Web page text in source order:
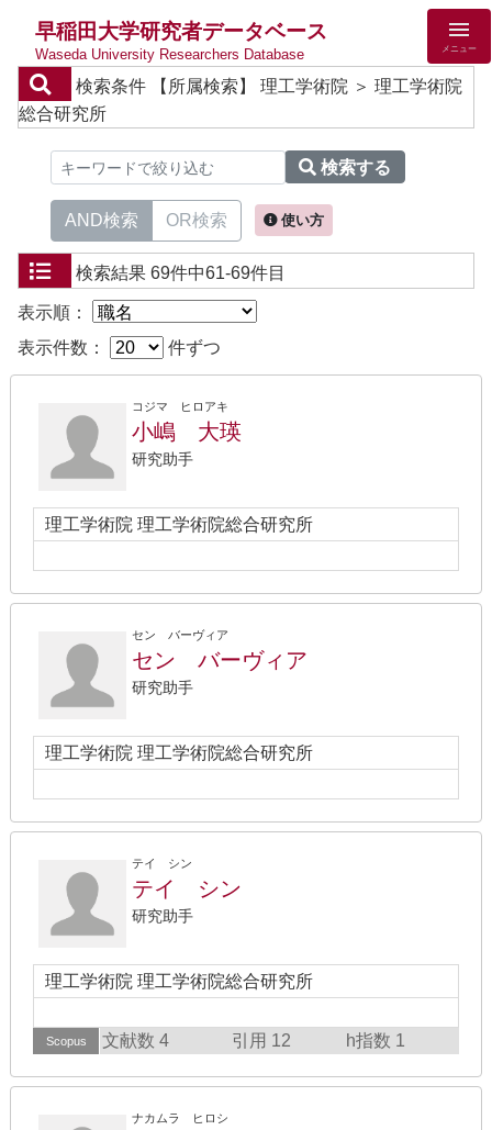
早稲田大学研究者データベース
Waseda University Researchers Database メニュー
検索条件
【所属検索】 理工学術院 ＞ 理工学術院
総合研究所
検索する
AND検索 OR検索 使い方
検索結果 69件中61-69件目
表示順：
表示件数：
件ずつ
コジマ ヒロアキ
小嶋 大瑛
研究助手
理工学術院 理工学術院総合研究所
セン バーヴィア
セン バーヴィア
研究助手
理工学術院 理工学術院総合研究所
テイ シン
テイ シン
研究助手
理工学術院 理工学術院総合研究所
Scopus 文献数 4 引用 12 h指数 1
ナカムラ ヒロシ